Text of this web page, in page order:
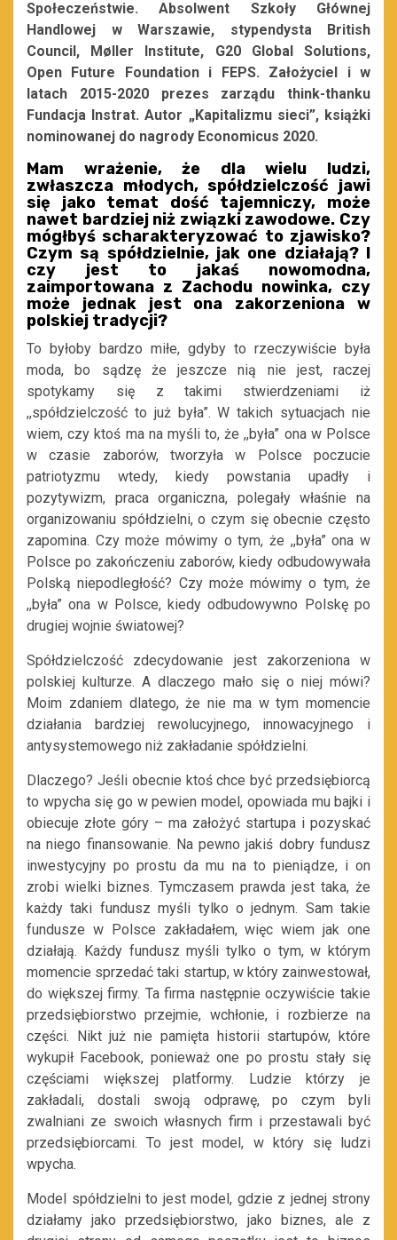
Społeczeństwie. Absolwent Szkoły Głównej
Handlowej w Warszawie, stypendysta British
Council, Møller Institute, G20 Global Solutions,
Open Future Foundation i FEPS. Założyciel i w
latach 2015-2020 prezes zarządu think-thanku
Fundacja Instrat. Autor „Kapitalizmu sieci”, książki
nominowanej do nagrody Economicus 2020.
Mam wrażenie, że dla wielu ludzi,
zwłaszcza młodych, spółdzielczość jawi
się jako temat dość tajemniczy, może
nawet bardziej niż związki zawodowe. Czy
mógłbyś scharakteryzować to zjawisko?
Czym są spółdzielnie, jak one działają? I
czy jest to jakaś nowomodna,
zaimportowana z Zachodu nowinka, czy
może jednak jest ona zakorzeniona w
polskiej tradycji?
To byłoby bardzo miłe, gdyby to rzeczywiście była
moda, bo sądzę że jeszcze nią nie jest, raczej
spotykamy się z takimi stwierdzeniami iż
,,spółdzielczość to już była”. W takich sytuacjach nie
wiem, czy ktoś ma na myśli to, że ,,była” ona w Polsce
w czasie zaborów, tworzyła w Polsce poczucie
patriotyzmu wtedy, kiedy powstania upadły i
pozytywizm, praca organiczna, polegały właśnie na
organizowaniu spółdzielni, o czym się obecnie często
zapomina. Czy może mówimy o tym, że ,,była” ona w
Polsce po zakończeniu zaborów, kiedy odbudowywała
Polską niepodległość? Czy może mówimy o tym, że
,,była” ona w Polsce, kiedy odbudowywno Polskę po
drugiej wojnie światowej?
Spółdzielczość zdecydowanie jest zakorzeniona w
polskiej kulturze. A dlaczego mało się o niej mówi?
Moim zdaniem dlatego, że nie ma w tym momencie
działania bardziej rewolucyjnego, innowacyjnego i
antysystemowego niż zakładanie spółdzielni.
Dlaczego? Jeśli obecnie ktoś chce być przedsiębiorcą
to wpycha się go w pewien model, opowiada mu bajki i
obiecuje złote góry – ma założyć startupa i pozyskać
na niego finansowanie. Na pewno jakiś dobry fundusz
inwestycyjny po prostu da mu na to pieniądze, i on
zrobi wielki biznes. Tymczasem prawda jest taka, że
każdy taki fundusz myśli tylko o jednym. Sam takie
fundusze w Polsce zakładałem, więc wiem jak one
działają. Każdy fundusz myśli tylko o tym, w którym
momencie sprzedać taki startup, w który zainwestował,
do większej firmy. Ta firma następnie oczywiście takie
przedsiębiorstwo przejmie, wchłonie, i rozbierze na
części. Nikt już nie pamięta historii startupów, które
wykupił Facebook, ponieważ one po prostu stały się
częściami większej platformy. Ludzie którzy je
zakładali, dostali swoją odprawę, po czym byli
zwalniani ze swoich własnych firm i przestawali być
przedsiębiorcami. To jest model, w który się ludzi
wpycha.
Model spółdzielni to jest model, gdzie z jednej strony
działamy jako przedsiębiorstwo, jako biznes, ale z